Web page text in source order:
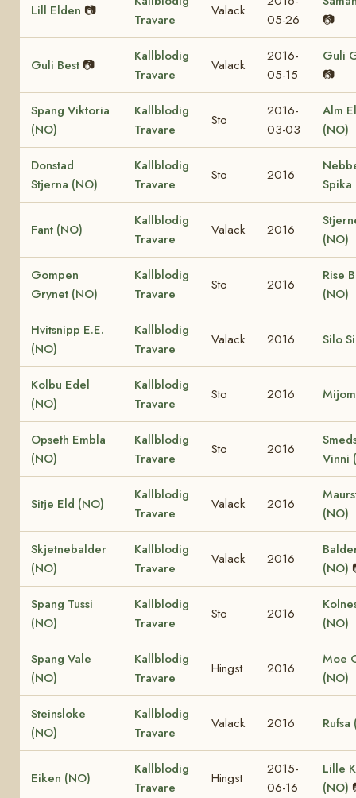
Lill Elden 📷
Travare
Valack
05-26
📷
Guli Best 📷
Kallblodig
Travare
Valack
2016-
05-15
Guli
📷
Spang Viktoria
(NO)
Kallblodig
Travare
Sto
2016-
03-03
Alm
(NO)
Donstad
Stjerna (NO)
Kallblodig
Travare
Sto 2016
Spika
Fant (NO)
Kallblodig
Travare
Valack 2016
(NO)
Gompen
Grynet (NO)
Kallblodig
Travare
Sto 2016
Rise
(NO)
Hvitsnipp E.E.
(NO)
Kallblodig
Travare
Valack 2016 Silo
Kolbu Edel
(NO)
Kallblodig
Travare
Sto 2016
Opseth Embla
(NO)
Kallblodig
Travare
Sto 2016
Vinni
Sitje Eld (NO)
Kallblodig
Travare
Valack 2016
(NO)
Skjetnebalder
(NO)
Kallblodig
Travare
Valack 2016
(NO)
Spang Tussi
(NO)
Kallblodig
Travare
Sto 2016
(NO)
Spang Vale
(NO)
Kallblodig
Travare
Hingst 2016
Moe
(NO)
Steinsloke
(NO)
Kallblodig
Travare
Valack 2016 Rufsa
Eiken (NO)
Kallblodig
Travare
Hingst
2015-
06-16
Lille
(NO)